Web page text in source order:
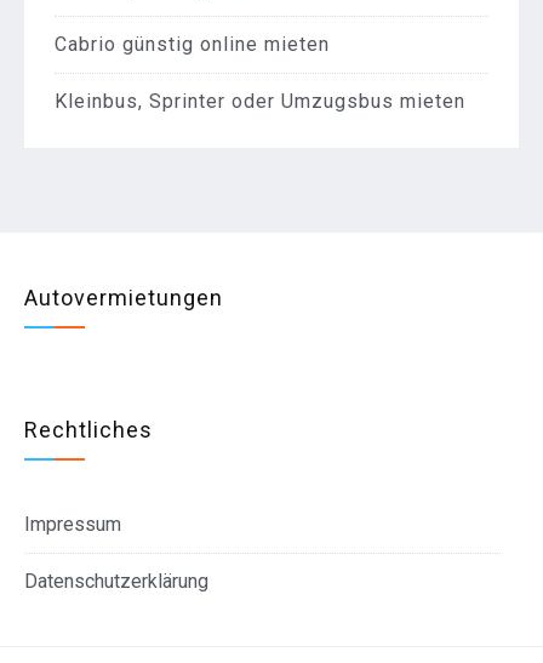
Cabrio günstig online mieten
Kleinbus, Sprinter oder Umzugsbus mieten
Autovermietungen
Rechtliches
Impressum
Datenschutzerklärung